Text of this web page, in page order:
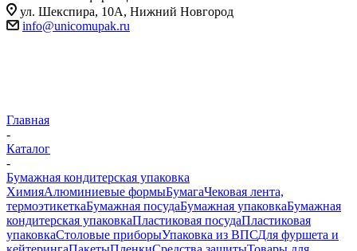
ул. Шекспира, 10А, Нижний Новгород
info@unicomupak.ru
Главная
-
Каталог
-
Бумажная кондитерская упаковка
ХимияАлюминиевые формыБумагаЧековая лента,
термоэтикеткаБумажная посудаБумажная упаковкаБумажная
кондитерская упаковкаПластиковая посудаПластиковая
упаковкаСтоловые приборыУпаковка из ВПСДля фуршета и